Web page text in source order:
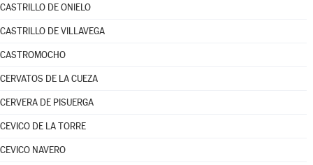
CASTRILLO DE ONIELO
CASTRILLO DE VILLAVEGA
CASTROMOCHO
CERVATOS DE LA CUEZA
CERVERA DE PISUERGA
CEVICO DE LA TORRE
CEVICO NAVERO